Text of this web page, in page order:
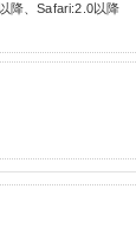
降、Safari:2.0以降